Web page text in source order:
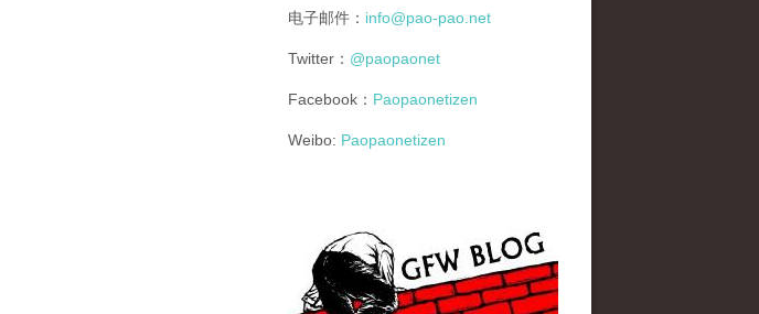
电子邮件： info@pao-pao.net
Twitter： @paopaonet
Facebook： Paopaonetizen
Weibo: Paopaonetizen
gfw_blog_small.jpg